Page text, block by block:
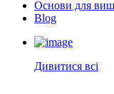
Основи для
Blog
Дивитися всі